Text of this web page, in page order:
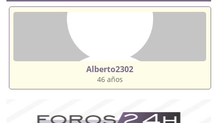
Alberto2302
46 años